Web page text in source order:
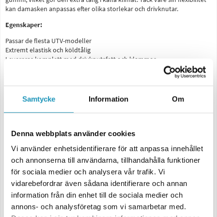
Samtycke Information Om
Denna webbplats använder cookies
Vi använder enhetsidentifierare för att anpassa innehållet
och annonserna till användarna, tillhandahålla funktioner
för sociala medier och analysera vår trafik. Vi
vidarebefordrar även sådana identifierare och annan
information från din enhet till de sociala medier och
annons- och analysföretag som vi samarbetar med.
kan damasken anpassas efter olika storlekar och drivknutar.
Egenskaper:
Passar de flesta UTV-modeller
Extremt elastisk och köldtålig
Levereras komplett med drivknutsfett och klammor
"Universal Drivknutsdamask Sats UTV"
montering, vilket underlättar installationen.
Viktigt att tänka på:
Damaskerna säljs styckvis
Vid byte av drivknutsdamask kan differentialolja läcka ut – kom ihåg att
fylla på med ny olja vid behov